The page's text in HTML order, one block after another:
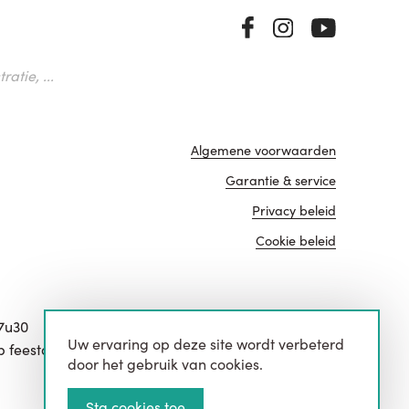
...
feestdagen.
Algemene voorwaarden
Garantie & service
Privacy beleid
Cookie beleid
website door
Uw ervaring op deze site wordt verbeterd
door het gebruik van cookies.